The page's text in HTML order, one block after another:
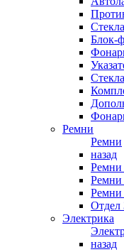
Блок-
Ремни
Ремни
назад
Ремни
Ремни
Отдел
Электрика
назад